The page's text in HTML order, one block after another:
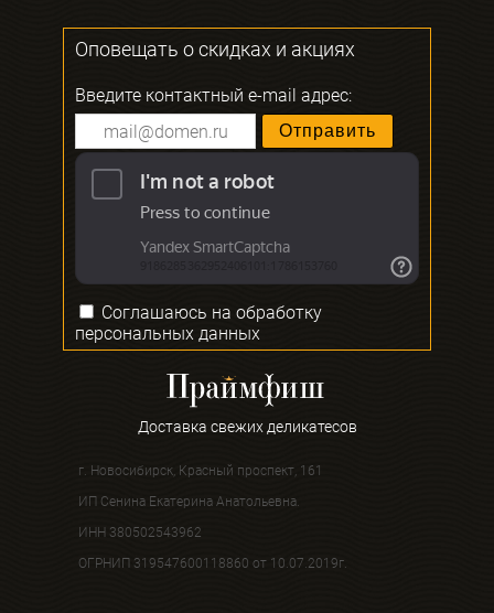
Доставка свежих деликатесов
г. Новосибирск, Красный проспект, 161
ИП Сенина Екатерина Анатольевна.
ИНН 380502543962
ОГРНИП 319547600118860 от 10.07.2019г.
Оповещать о скидках и акциях
Введите контактный e-mail адрес:
Соглашаюсь на обработку
персональных данных